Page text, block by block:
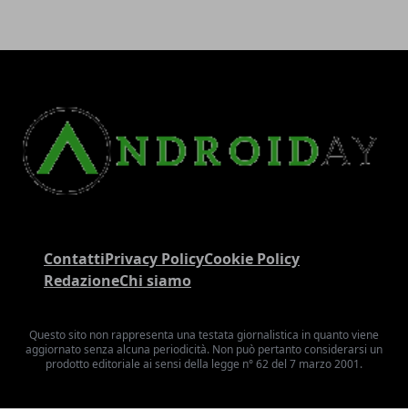
ContattiPrivacy PolicyCookie Policy
RedazioneChi siamo
Questo sito non rappresenta una testata giornalistica in quanto viene
aggiornato senza alcuna periodicità. Non può pertanto considerarsi un
prodotto editoriale ai sensi della legge n° 62 del 7 marzo 2001.